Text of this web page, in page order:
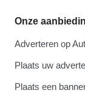
Onze
Adverteren op
Plaats uw
Plaats een